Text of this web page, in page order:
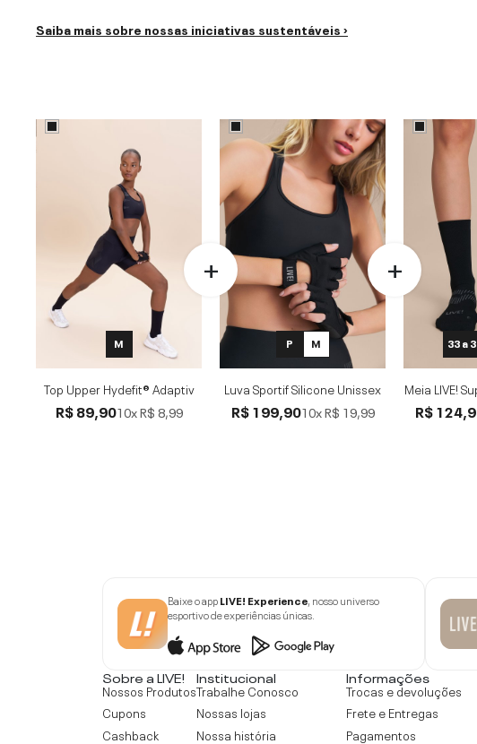
Saiba mais sobre nossas iniciativas sustentáveis ›
M
Top Upper Hydefit® Adaptiv
R$ 89,9010xR$ 8,99
P M
Luva Sportif Silicone Unissex
R$ 199,9010xR$ 19,99
33 a
Meia LIVE!
R$
Baixe o appLIVE! Experience, nosso universo
esportivo de experiências únicas.
Sobre a LIVE!
Nossos Produtos
Cupons
Cashback
Institucional
Trabalhe Conosco
Nossas lojas
Nossa história
Informações
Trocas e devoluções
Frete e Entregas
Pagamentos